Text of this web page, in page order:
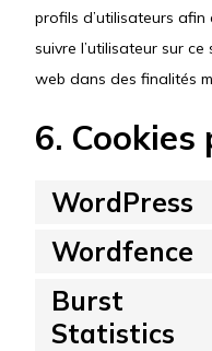
profils d’utilisateurs
suivre l’utilisateur sur
web dans des finalités
6. Cookies
WordPress
Wordfence
Burst
Statistics